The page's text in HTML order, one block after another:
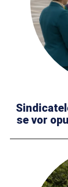
se vor